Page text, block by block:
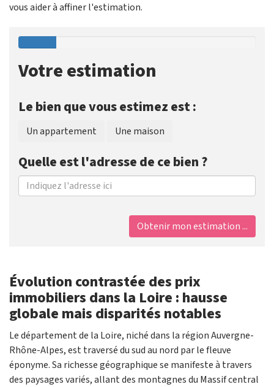
vous aider à affiner l'estimation.
Votre estimation
Le bien que vous estimez est :
Un appartement Une maison
Quelle est l'adresse de ce bien ?
Obtenir mon estimation ...
Évolution contrastée des prix
immobiliers dans la Loire : hausse
globale mais disparités notables
Le département de la Loire, niché dans la région Auvergne-
Rhône-Alpes, est traversé du sud au nord par le fleuve
éponyme. Sa richesse géographique se manifeste à travers
des paysages variés, allant des montagnes du Massif central